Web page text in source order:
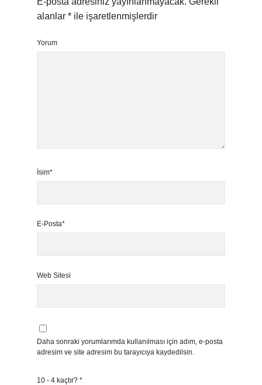
alanlar * ile işaretlenmişlerdir
Yorum
İsim*
E-Posta*
Web Sitesi
Daha sonraki yorumlarımda kullanılması için adım, e-posta
adresim ve site adresim bu tarayıcıya kaydedilsin.
10 - 4 kaçtır? *